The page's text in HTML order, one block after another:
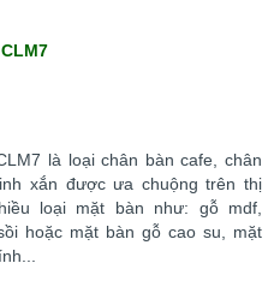
là loại chân bàn cafe, chân
xắn được ưa chuộng trên thị
loại mặt bàn như: gỗ mdf,
hoặc mặt bàn gỗ cao su, mặt